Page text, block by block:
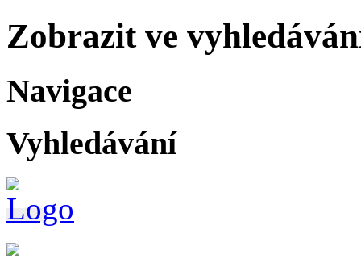
Zobrazit ve
Navigace
Vyhledávání